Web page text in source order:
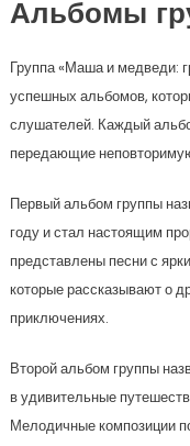
Альбомы
Группа «Маша и медведи:
успешных альбомов,
слушателей. Каждый
передающие
Первый альбом группы
году и стал настоящим
представлены песни с
которые рассказывают о
приключениях.
Второй альбом группы
в удивительные
Мелодичные композиции